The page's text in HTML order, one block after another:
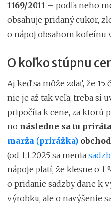
1169/2011 – podľa neho
obsahuje pridaný cukor,
o nápoj obsahom kofeínu
O koľko stúpnu
Aj keď sa môže zdať, že
nie je až tak veľa, treba si
pripočíta k cene, za ktorú
no následne sa tu
marža (prirážka)
(od 1.1.2025 sa menia
nápoje platí, že klesne o 1
o pridanie sadzby dane k
výrobku, ale o navýšenie